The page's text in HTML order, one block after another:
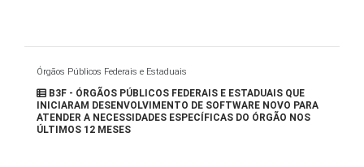
Órgãos Públicos Federais e Estaduais
B3F - ÓRGÃOS PÚBLICOS FEDERAIS E ESTADUAIS QUE
INICIARAM DESENVOLVIMENTO DE SOFTWARE NOVO PARA
ATENDER A NECESSIDADES ESPECÍFICAS DO ÓRGÃO NOS
ÚLTIMOS 12 MESES